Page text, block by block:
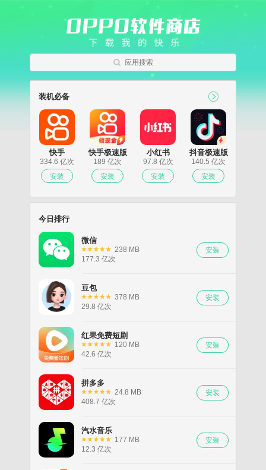
应用搜索
装机必备
快手
334.6 亿次
快手极速版
189 亿次
小红书
97.8 亿次
抖音极速版
140.5 亿次
今日排行
微信
238 MB
177.3 亿次
豆包
378 MB
29.8 亿次
红果免费短剧
120 MB
42.6 亿次
拼多多
24.8 MB
408.7 亿次
汽水音乐
177 MB
12.3 亿次